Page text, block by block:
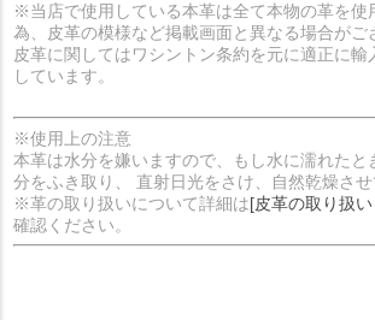
※当店で使用している本革は全て本物の革を使
為、皮革の模様など掲載画面と異なる場合がご
皮革に関してはワシントン条約を元に適正に輸
しています。
※使用上の注意
本革は水分を嫌いますので、もし水に濡れたと
分をふき取り、 直射日光をさけ、自然乾燥させ
※革の取り扱いについて詳細は[皮革の取り扱
確認ください。